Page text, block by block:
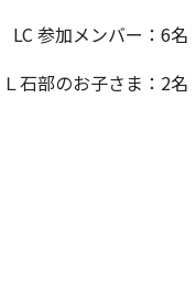
LC 参加メンバー：6名
Ｌ石部のお子さま：2名